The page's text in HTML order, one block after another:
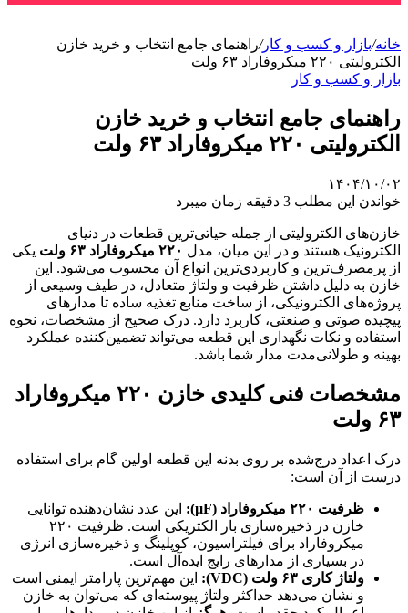
خانه/بازار و کسب و کار/راهنمای جامع انتخاب و خرید خازن
الکترولیتی ۲۲۰ میکروفاراد ۶۳ ولت
بازار و کسب و کار
راهنمای جامع انتخاب و خرید خازن
الکترولیتی ۲۲۰ میکروفاراد ۶۳ ولت
۱۴۰۴/۱۰/۰۲
خواندن این مطلب 3 دقیقه زمان میبرد
خازن‌های الکترولیتی از جمله حیاتی‌ترین قطعات در دنیای
الکترونیک هستند و در این میان، مدل ۲۲۰ میکروفاراد ۶۳ ولت
یکی
از پرمصرف‌ترین و کاربردی‌ترین انواع آن محسوب می‌شود. این
خازن به دلیل داشتن ظرفیت و ولتاژ متعادل، در طیف وسیعی از
پروژه‌های الکترونیکی، از ساخت منابع تغذیه ساده تا مدارهای
پیچیده صوتی و صنعتی، کاربرد دارد. درک صحیح از مشخصات، نحوه
استفاده و نکات نگهداری این قطعه می‌تواند تضمین‌کننده عملکرد
بهینه و طولانی‌مدت مدار شما باشد.
مشخصات فنی کلیدی خازن ۲۲۰ میکروفاراد
۶۳ ولت
درک اعداد درج‌شده بر روی بدنه این قطعه اولین گام برای استفاده
درست از آن است:
ظرفیت ۲۲۰ میکروفاراد (µF):
این عدد نشان‌دهنده توانایی
خازن در ذخیره‌سازی بار الکتریکی است. ظرفیت ۲۲۰
میکروفاراد برای فیلتراسیون، کوپلینگ و ذخیره‌سازی انرژی
در بسیاری از مدارهای رایج ایده‌آل است.
ولتاژ کاری ۶۳ ولت (VDC):
این مهم‌ترین پارامتر ایمنی است
و نشان می‌دهد حداکثر ولتاژ پیوسته‌ای که می‌توان به خازن